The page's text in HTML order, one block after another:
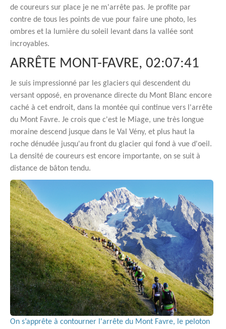
de coureurs sur place je ne m'arrête pas. Je profite par
contre de tous les points de vue pour faire une photo, les
ombres et la lumière du soleil levant dans la vallée sont
incroyables.
ARRÊTE MONT-FAVRE, 02:07:41
Je suis impressionné par les glaciers qui descendent du
versant opposé, en provenance directe du Mont Blanc encore
caché à cet endroit, dans la montée qui continue vers l'arrête
du Mont Favre. Je crois que c'est le Miage, une très longue
moraine descend jusque dans le Val Vény, et plus haut la
roche dénudée jusqu'au front du glacier qui fond à vue d'oeil.
La densité de coureurs est encore importante, on se suit à
distance de bâton tendu.
On s’apprête à contourner l'arrête du Mont Favre, le peloton